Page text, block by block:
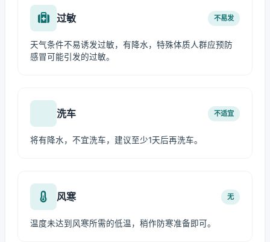
过敏 不易发
天气条件不易诱发过敏，有降水，特殊体质人群应预防
感冒可能引发的过敏。
洗车 不适宜
将有降水，不宜洗车，建议至少1天后再洗车。
风寒 无
温度未达到风寒所需的低温，稍作防寒准备即可。